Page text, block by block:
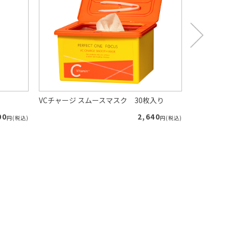
円(税込)
VCチャージ スムースマスク 30枚入り
2,640円(税込)